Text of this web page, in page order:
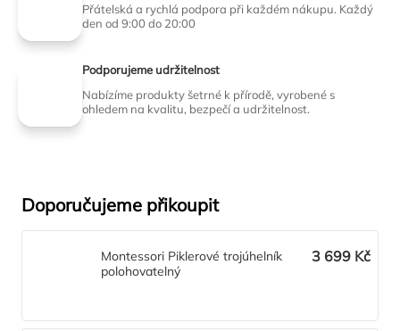
Přátelská a rychlá podpora při každém nákupu. Každý
den od 9:00 do 20:00
Podporujeme udržitelnost
Nabízíme produkty šetrné k přírodě, vyrobené s
ohledem na kvalitu, bezpečí a udržitelnost.
Doporučujeme přikoupit
Montessori Piklerové trojúhelník
polohovatelný
3 699 Kč